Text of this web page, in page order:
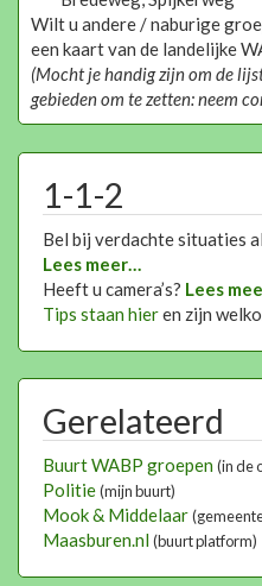
Wilt u andere / naburige
een kaart van de landelijke
(Mocht je handig zijn om de
gebieden om te zetten: neem
1-1-2
Bel bij verdachte situaties
Lees meer…
Heeft u camera’s? Lees
Tips staan hieren zijn
Gerelateerd
Buurt WABP groepen(in de
Politie(mijn buurt)
Mook & Middelaar
Maasburen.nl(buurt platform)